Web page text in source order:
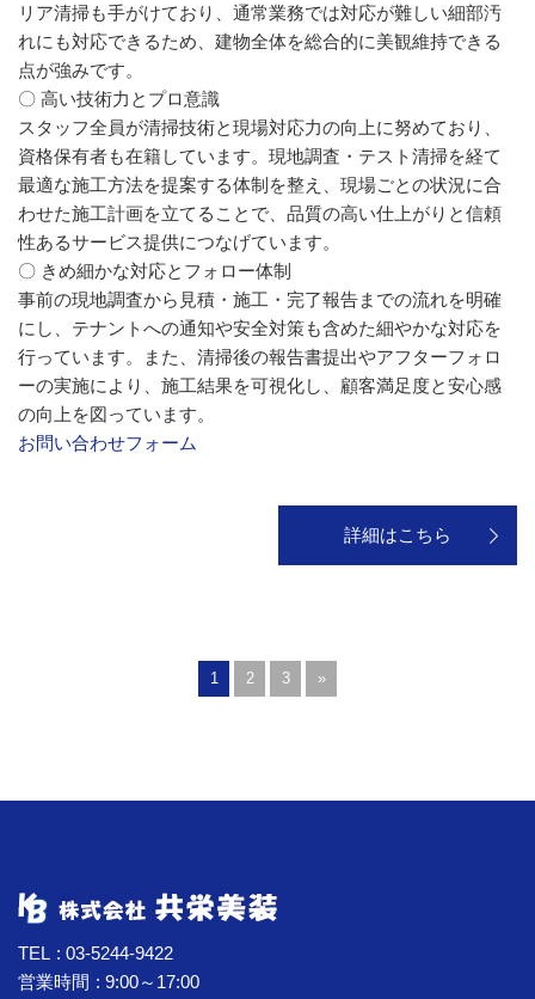
リア清掃も手がけており、通常業務では対応が難しい細部汚
れにも対応できるため、建物全体を総合的に美観維持できる
点が強みです。
〇 高い技術力とプロ意識
スタッフ全員が清掃技術と現場対応力の向上に努めており、
資格保有者も在籍しています。現地調査・テスト清掃を経て
最適な施工方法を提案する体制を整え、現場ごとの状況に合
わせた施工計画を立てることで、品質の高い仕上がりと信頼
性あるサービス提供につなげています。
〇 きめ細かな対応とフォロー体制
事前の現地調査から見積・施工・完了報告までの流れを明確
にし、テナントへの通知や安全対策も含めた細やかな対応を
行っています。また、清掃後の報告書提出やアフターフォロ
ーの実施により、施工結果を可視化し、顧客満足度と安心感
の向上を図っています。
お問い合わせフォーム
詳細はこちら
1 2 3 »
TEL
03-5244-9422
営業時間
9:00～17:00